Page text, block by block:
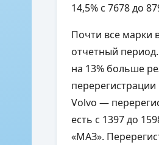
14,5% с 7678 до
Почти все марки
отчетный
на 13% больше
Volvo —
есть с 1397 до
«МАЗ».